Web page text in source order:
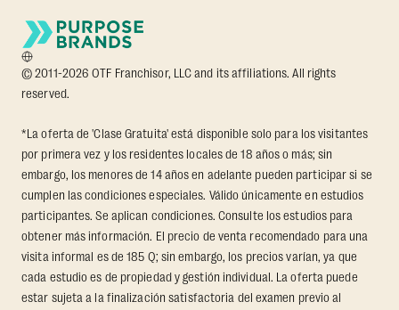
© 2011-2026 OTF Franchisor, LLC and its affiliations. All rights
reserved.
*La oferta de 'Clase Gratuita' está disponible solo para los visitantes
por primera vez y los residentes locales de 18 años o más; sin
embargo, los menores de 14 años en adelante pueden participar si se
cumplen las condiciones especiales. Válido únicamente en estudios
participantes. Se aplican condiciones. Consulte los estudios para
obtener más información. El precio de venta recomendado para una
visita informal es de 185 Q; sin embargo, los precios varían, ya que
cada estudio es de propiedad y gestión individual. La oferta puede
estar sujeta a la finalización satisfactoria del examen previo al